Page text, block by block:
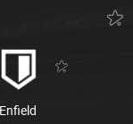
Enfield